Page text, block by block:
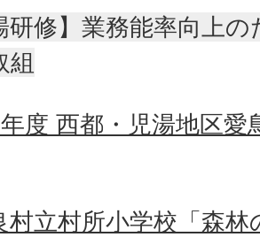
研修】業務能率向上
組
度 西都・児湯地区愛
村立村所小学校「森